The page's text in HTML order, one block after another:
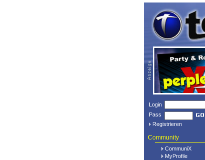
Login
Pass
Registrieren
Community
CommuniX
MyProfile